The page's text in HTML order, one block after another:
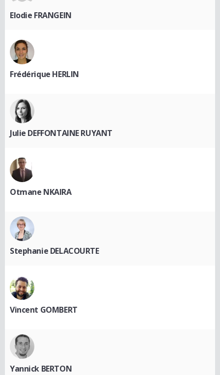
Elodie FRANGEIN
Frédérique HERLIN
Julie DEFFONTAINE RUYANT
Otmane NKAIRA
Stephanie DELACOURTE
Vincent GOMBERT
Yannick BERTON